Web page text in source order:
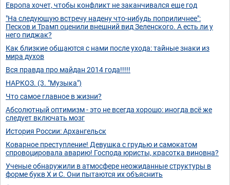
Европа хочет, чтобы конфликт не заканчивался еще год
"На следующую встречу надену что-нибудь поприличнее":
Песков и Трамп оценили внешний вид Зеленского. А есть ли у
него пиджак?
Как близкие общаются с нами после ухода: тайные знаки из
мира духов
Вся правда про майдан 2014 года!!!!!
НАРКОЗ. (3. "Музыка")
Что самое главное в жизни?
Абсолютный оптимизм - это не всегда хорошо: иногда всё же
следует включать мозг
История России: Архангельск
Коварное преступление! Девушка с грудью и самокатом
спровоцировала аварию! Господа юристы, красотка виновна?
Ученые обнаружили в атмосфере неожиданные структуры в
форме букв X и C. Они пытаются их объяснить